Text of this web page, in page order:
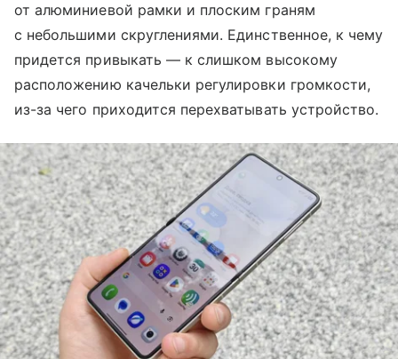
от алюминиевой рамки и плоским граням
с небольшими скруглениями. Единственное, к чему
придется привыкать — к слишком высокому
расположению качельки регулировки громкости,
из-за чего приходится перехватывать устройство.